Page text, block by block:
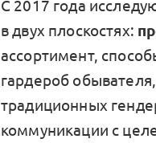
С 2017 года
в двух плоскостях:
ассортимент,
гардероб
традиционных
коммуникации с